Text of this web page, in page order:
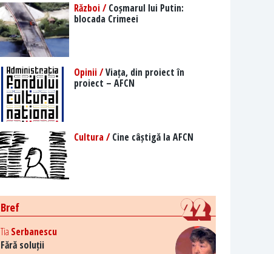
Război /Coșmarul lui Putin:
blocada Crimeei
Opinii /Viața, din proiect în
proiect – AFCN
Cultura /Cine câștigă la AFCN
Bref
Tia Serbanescu
Fără soluții